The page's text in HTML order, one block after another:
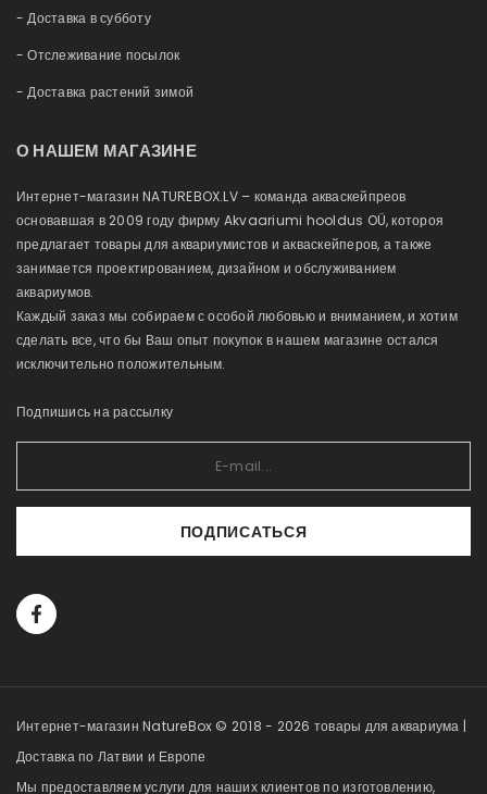
Сравнение
- Доставка в субботу
- Отслеживание посылок
- Доставка растений зимой
О НАШЕМ МАГАЗИНЕ
Интернет-магазин NATUREBOX.LV – команда акваскейпреов
основавшая в 2009 году фирму Akvaariumi hooldus OÜ, котороя
предлагает товары для аквариумистов и акваскейперов, а также
занимается проектированием, дизайном и обслуживанием
аквариумов.
Каждый заказ мы собираем с особой любовью и вниманием, и хотим
сделать все, что бы Ваш опыт покупок в нашем магазине остался
исключительно положительным.
Подпишись на рассылку
ПОДПИСАТЬСЯ
Интернет-магазин NatureBox © 2018 - 2026 товары для аквариума |
Доставка по Латвии и Европе
Мы предоставляем услуги для наших клиентов по изготовлению,